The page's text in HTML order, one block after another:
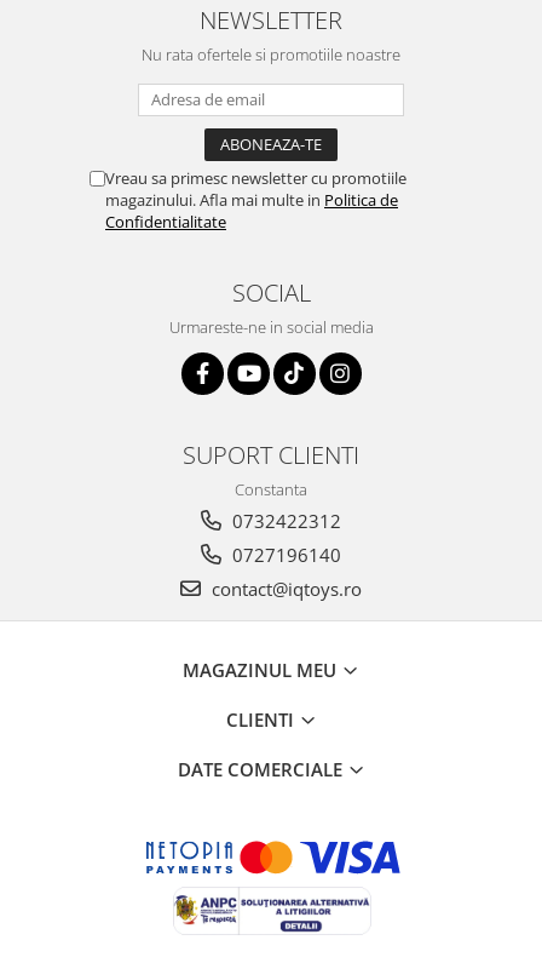
NEWSLETTER
Nu rata ofertele si promotiile noastre
Vreau sa primesc newsletter cu promotiile
magazinului. Afla mai multe in Politica de
Confidentialitate
SOCIAL
Urmareste-ne in social media
SUPORT CLIENTI
Constanta
0732422312
0727196140
contact@iqtoys.ro
MAGAZINUL MEU
CLIENTI
DATE COMERCIALE